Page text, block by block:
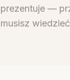
prezentuje —
musisz